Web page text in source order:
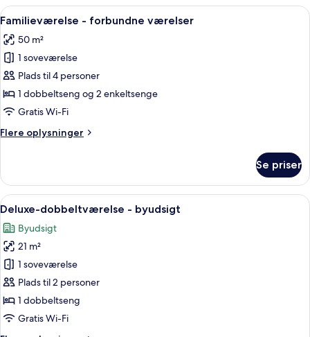
personer
Indlæs
alle
billeder
af
Familieværelse
-
forbundne
Et hotelværelse med en seng, to
8
Familieværelse - forbundne værelser
50 m²
1 soveværelse
Plads til 4 personer
1 dobbeltseng og 2 enkeltsenge
Gratis Wi-Fi
Flere oplysninger
Flere
-
forbundne
værelser
Se priser
Indlæs
alle
billeder
af
Deluxe-
dobbeltværelse
-
byudsigt
Et hotelværelse med seng, natborde,
7
Deluxe-dobbeltværelse - byudsigt
Byudsigt
21 m²
1 soveværelse
Plads til 2 personer
1 dobbeltseng
Gratis Wi-Fi